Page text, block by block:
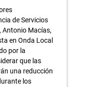
de Servicios
Antonio Macías,
en Onda Local
por la
que las
una reducción
los